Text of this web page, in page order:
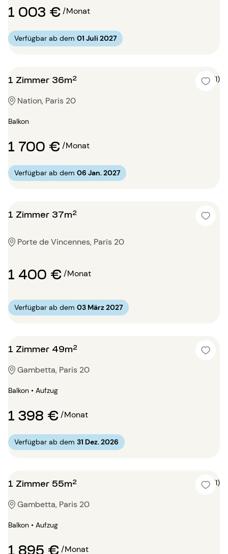
1 003 €/Monat
Verfügbar ab dem 01 Juli 2027
1 Zimmer 36m² 5 (1)
Nation, Paris 20
Balkon
1 700 €/Monat
Verfügbar ab dem 06 Jan. 2027
1 Zimmer 37m²
Porte de Vincennes, Paris 20
1 400 €/Monat
Verfügbar ab dem 03 März 2027
1 Zimmer 49m²
Gambetta, Paris 20
Balkon • Aufzug
1 398 €/Monat
Verfügbar ab dem 31 Dez. 2026
1 Zimmer 55m² 5 (1)
Gambetta, Paris 20
Balkon • Aufzug
1 895 €/Monat